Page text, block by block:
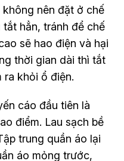
nên đặt ở chế
hẳn, tránh để chế
sẽ hao điện và hại
thời gian dài thì tắt
ra khỏi ổ điện.
cáo đầu tiên là
điểm. Lau sạch bề
trung quần áo lại
áo mỏng trước,